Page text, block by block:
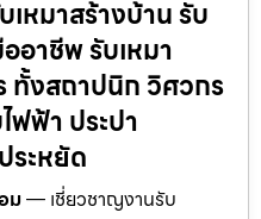
หมาสร้างบ้าน รับ
อาชีพ รับเหมา
ทั้งสถาปนิก วิศวกร
ฟฟ้า ประปา
ระหยัด
ม— เชี่ยวชาญงานรับ